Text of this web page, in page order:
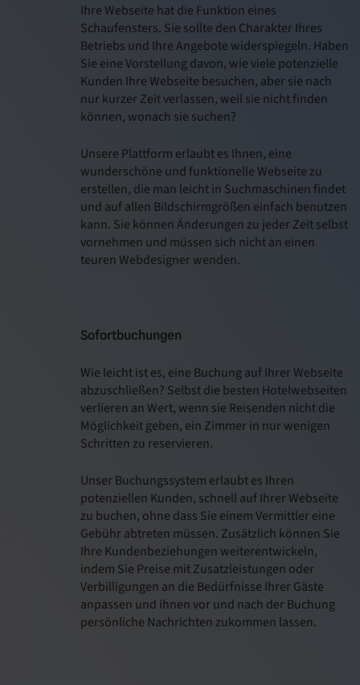
Ihre Webseite hat die Funktion eines
Schaufensters. Sie sollte den Charakter Ihres
Betriebs und Ihre Angebote widerspiegeln. Haben
Sie eine Vorstellung davon, wie viele potenzielle
Kunden Ihre Webseite besuchen, aber sie nach
nur kurzer Zeit verlassen, weil sie nicht finden
können, wonach sie suchen?
Unsere Plattform erlaubt es Ihnen, eine
wunderschöne und funktionelle Webseite zu
erstellen, die man leicht in Suchmaschinen findet
und auf allen Bildschirmgrößen einfach benutzen
kann. Sie können Änderungen zu jeder Zeit selbst
vornehmen und müssen sich nicht an einen
teuren Webdesigner wenden.
Sofortbuchungen
Wie leicht ist es, eine Buchung auf Ihrer Webseite
abzuschließen? Selbst die besten Hotelwebseiten
verlieren an Wert, wenn sie Reisenden nicht die
Möglichkeit geben, ein Zimmer in nur wenigen
Schritten zu reservieren.
Unser Buchungssystem erlaubt es Ihren
potenziellen Kunden, schnell auf Ihrer Webseite
zu buchen, ohne dass Sie einem Vermittler eine
Gebühr abtreten müssen. Zusätzlich können Sie
Ihre Kundenbeziehungen weiterentwickeln,
indem Sie Preise mit Zusatzleistungen oder
Verbilligungen an die Bedürfnisse Ihrer Gäste
anpassen und ihnen vor und nach der Buchung
persönliche Nachrichten zukommen lassen.